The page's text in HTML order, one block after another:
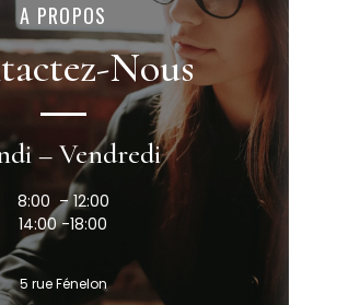
A PROPOS
Nous
– Vendredi
8:00 – 12:00
14:00 -18:00
5 rue Fénelon